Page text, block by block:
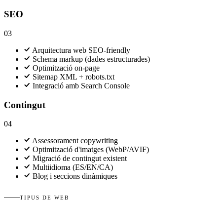
SEO
03
Arquitectura web SEO-friendly
Schema markup (dades estructurades)
Optimització on-page
Sitemap XML + robots.txt
Integració amb Search Console
Contingut
04
Assessorament copywriting
Optimització d'imatges (WebP/AVIF)
Migració de contingut existent
Multiidioma (ES/EN/CA)
Blog i seccions dinàmiques
TIPUS DE WEB